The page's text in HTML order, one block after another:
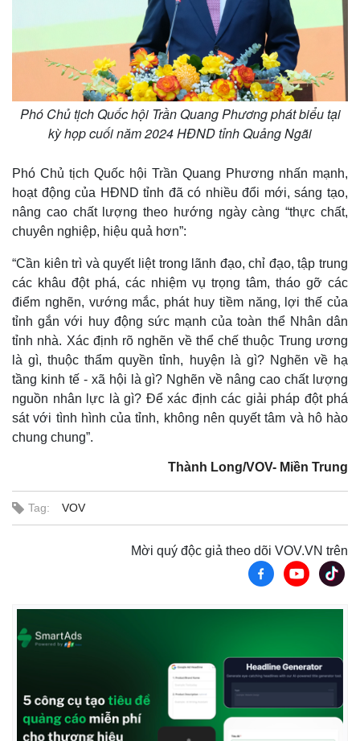
Pháp luật
Vụ án
Quân sự - Quốc phòng
Vũ khí
Phó Chủ tịch Quốc hội Trần Quang Phương phát biểu tại
kỳ họp cuối năm 2024 HĐND tỉnh Quảng Ngãi
Phó Chủ tịch Quốc hội Trần Quang Phương nhấn mạnh,
hoạt động của HĐND tỉnh đã có nhiều đổi mới, sáng tạo,
nâng cao chất lượng theo hướng ngày càng “thực chất,
chuyên nghiệp, hiệu quả hơn”:
“Cần kiên trì và quyết liệt trong lãnh đạo, chỉ đạo, tập trung
các khâu đột phá, các nhiệm vụ trọng tâm, tháo gỡ các
điểm nghẽn, vướng mắc, phát huy tiềm năng, lợi thế của
tỉnh gắn với huy động sức mạnh của toàn thể Nhân dân
tỉnh nhà. Xác định rõ nghẽn về thể chế thuộc Trung ương
là gì, thuộc thẩm quyền tỉnh, huyện là gì? Nghẽn về hạ
tầng kinh tế - xã hội là gì? Nghẽn về nâng cao chất lượng
nguồn nhân lực là gì? Để xác định các giải pháp đột phá
sát với tình hình của tỉnh, không nên quyết tâm và hô hào
chung chung”.
Thành Long/VOV- Miền Trung
Tag: VOV
Mời quý độc giả theo dõi VOV.VN trên